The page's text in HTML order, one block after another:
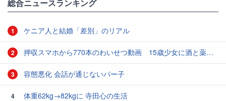
総合ニュースランキング
1 ケニア人と結婚「差別」のリアル
2 押収スマホから770本のわいせつ動画 15歳少女に酒と薬飲ませ性的暴行か 54歳男を再逮捕 「薬もありますよ」とSNSで誘い出し
3 容態悪化 会話が通じないパー子
4 体重62kg→82kgに 寺田心の生活